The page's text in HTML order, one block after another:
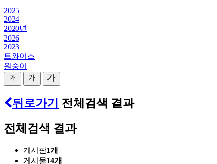
2025
2024
2020년
2026
2023
트와이스
원숭이
뒤로가기
전체검색 결과
전체검색 결과
게시판1개
게시물14개